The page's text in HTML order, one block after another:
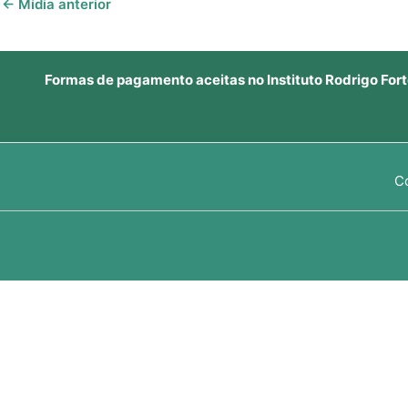
← Mídia anterior
Formas de pagamento aceitas no Instituto Rodrigo